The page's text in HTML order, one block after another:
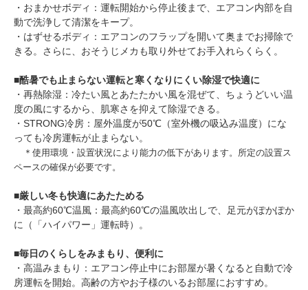
・おまかせボディ：運転開始から停止後まで、エアコン内部を自
動で洗浄して清潔をキープ。
・はずせるボディ：エアコンのフラップを開いて奥までお掃除で
きる。さらに、おそうじメカも取り外せてお手入れらくらく。
■酷暑でも止まらない運転と寒くなりにくい除湿で快適に
・再熱除湿：冷たい風とあたたかい風を混ぜて、ちょうどいい温
度の風にするから、肌寒さを抑えて除湿できる。
・STRONG冷房：屋外温度が50℃（室外機の吸込み温度）にな
っても冷房運転が止まらない。
＊使用環境・設置状況により能力の低下があります。所定の設置ス
ペースの確保が必要です。
■厳しい冬も快適にあたためる
・最高約60℃温風：最高約60℃の温風吹出しで、足元がぽかぽか
に（「ハイパワー」運転時）。
■毎日のくらしをみまもり、便利に
・高温みまもり：エアコン停止中にお部屋が暑くなると自動で冷
房運転を開始。高齢の方やお子様のいるお部屋におすすめ。